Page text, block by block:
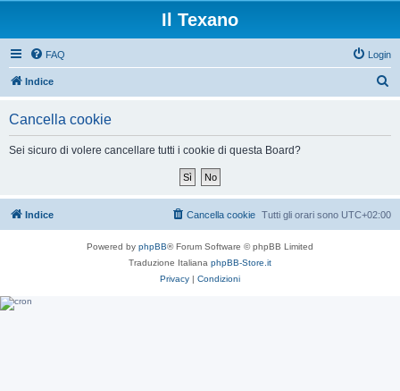
Il Texano
FAQ Login
Indice
Cancella cookie
Sei sicuro di volere cancellare tutti i cookie di questa Board?
Indice Tutti gli orari sono UTC+02:00
Cancella cookie
Powered by phpBB® Forum Software © phpBB Limited
Traduzione Italiana phpBB-Store.it
Privacy | Condizioni